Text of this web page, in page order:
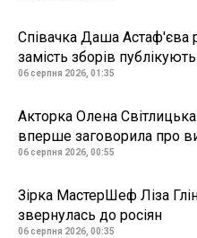
Співачка Даша Астаф'єва
замість зборів
06 серпня 2026, 01:35
Акторка Олена
вперше заговорила про
06 серпня 2026, 00:55
Зірка МастерШеф Ліза
звернулась до росіян
06 серпня 2026, 00:35